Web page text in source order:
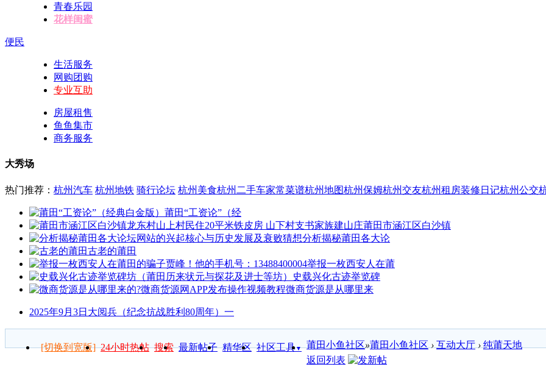
青春乐园
花样闺蜜
便民
生活服务
网购团购
专业互助
房屋租售
鱼鱼集市
商务服务
大秀场
热门推荐： 杭州汽车 杭州地铁 骑行论坛 杭州美食杭州二手车家常菜谱杭州地图杭州保姆杭州交友杭州租房装修日记杭州公交
莆田“工资论”（经
莆田市涵江区白沙镇
分析揭秘莆田各大论
古老的莆田
举报一枚西安人在莆
史载兴化古迹举览碑
微商货源是从哪里来
2025年9月3日大阅兵（纪念抗战胜利80周年）一
[切换到宽版] 24小时热帖 搜索 最新帖子 精华区 社区工具▼ 莆田小鱼社区»莆田小鱼社区 › 互动大厅 › 纯莆天地
返回列表